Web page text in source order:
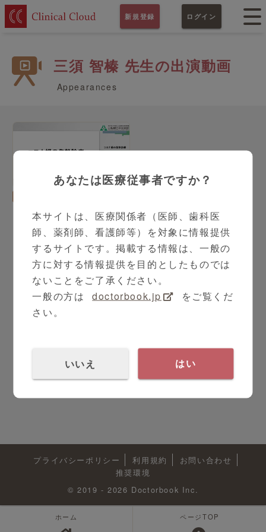
新規登録 ログイン
三須 智榛 先生の出演動画
Appearances
19:31
プライバシーポリシー 利用規約
お問い合わせ
推奨環境
© 2019 - 2026 Doctorbook Inc.
ホーム ページTOP
あなたは医療従事者ですか？
本サイトは、医療関係者（医師、歯科医
師、薬剤師、看護師等）を対象に情報提供
するサイトです。掲載する情報は、一般の
方に対する情報提供を目的としたものでは
ないことをご了承ください。
一般の方は
doctorbook.jp
をご覧くだ
さい。
いいえ はい